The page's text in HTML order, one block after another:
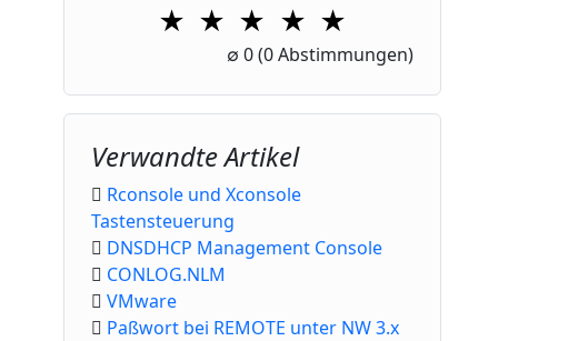
★
1 Star
★
2 Stars
★
3 Stars
★
4 Stars
★
5 Stars
∅ 0(0 Abstimmungen)
Verwandte Artikel
Rconsole und Xconsole
Tastensteuerung
DNSDHCP Management Console
CONLOG.NLM
VMware
Paßwort bei REMOTE unter NW 3.x